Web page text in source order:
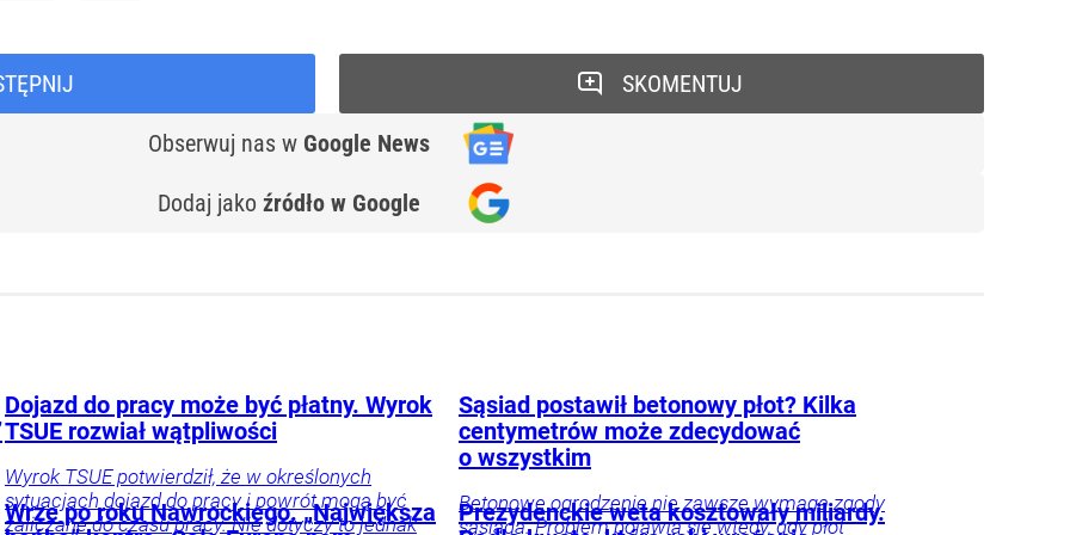
Obserwuj nas w Google News
Dodaj jako źródło w Google
SKOMENTUJ
Dojazd do pracy może być płatny. Wyrok
TSUE rozwiał wątpliwości
Wyrok TSUE potwierdził, że w określonych
sytuacjach dojazd do pracy i powrót mogą być
zaliczane do czasu pracy. Nie dotyczy to jednak
Sąsiad postawił betonowy płot? Kilka
centymetrów może zdecydować
o wszystkim
Betonowe ogrodzenie nie zawsze wymaga zgody
sąsiada. Problem pojawia się wtedy, gdy płot
Wrze po roku Nawrockiego. „Największa
Prezydenckie weta kosztowały miliardy.